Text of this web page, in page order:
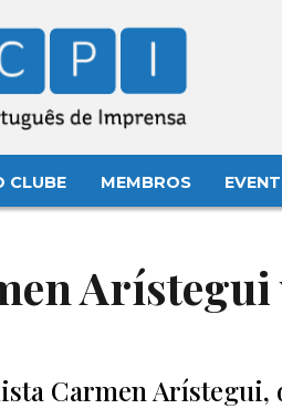
CLUBE MEMBROS
Arístegui
Carmen Arístegui,